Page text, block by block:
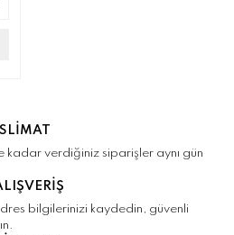
kadar verdiğiniz siparişler aynı gün
bilgilerinizi kaydedin, güvenli